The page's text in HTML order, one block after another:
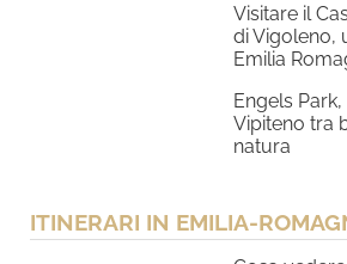
Visitare il
di Vigoleno,
Emilia
Engels
Vipiteno tra
natura
ITINERARI IN EMILIA-